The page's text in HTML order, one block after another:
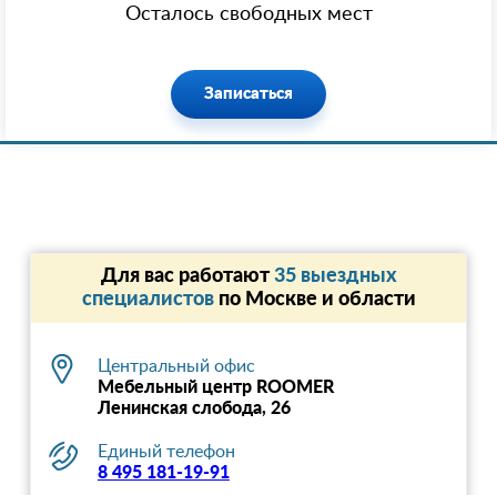
Осталось свободных мест
Записаться
Для вас работают35 выездных
специалистовпо Москве и области
Центральный офис
Мебельный центр ROOMER
Ленинская слобода, 26
Единый телефон
8 495 181-19-91